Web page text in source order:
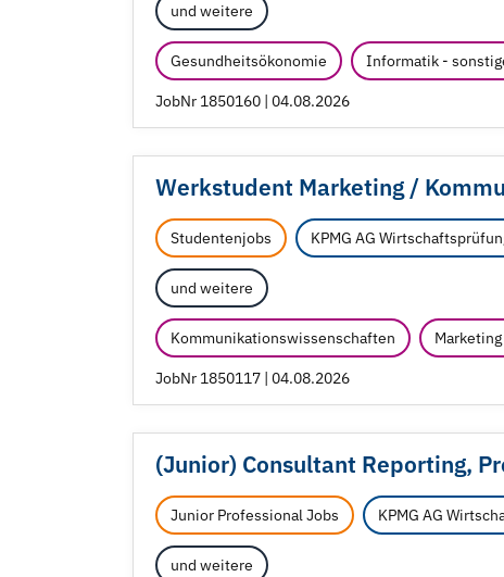
und weitere
Gesundheitsökonomie Informatik -
JobNr 1850160 | 04.08.2026
Werkstudent Marketing /
Studentenjobs KPMG AG
und weitere
Kommunikationswissenschaften
JobNr 1850117 | 04.08.2026
(Junior) Consultant Reporting,
Junior Professional Jobs KPMG AG
und weitere